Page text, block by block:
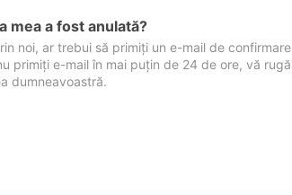
mea a fost anulată?
noi, ar trebui să primiți un e-mail de
primiți e-mail în mai puțin de 24 de ore, vă
dumneavoastră.